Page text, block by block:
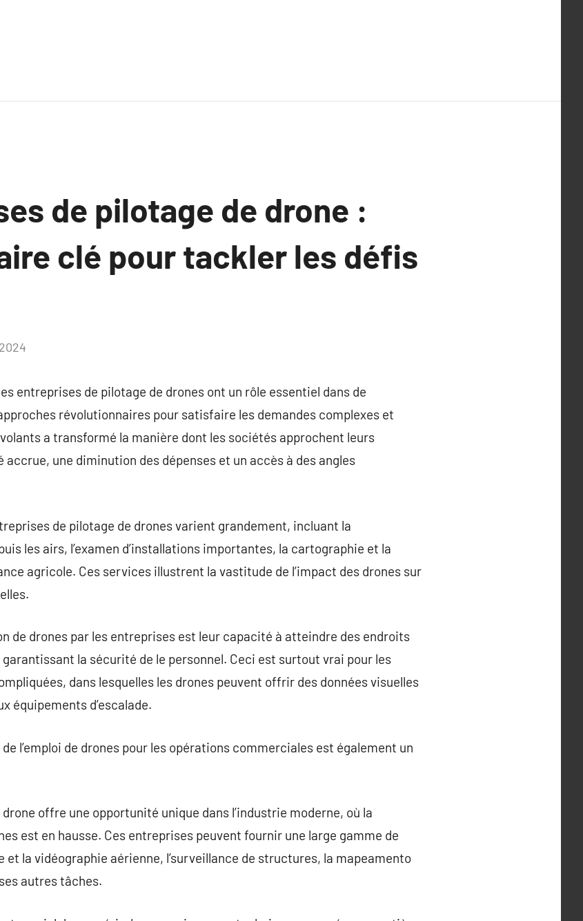
de pilotage de drone :
clé pour tackler les défis
entreprises de pilotage de drones ont un rôle essentiel dans de
révolutionnaires pour satisfaire les demandes complexes et
a transformé la manière dont les sociétés approchent leurs
une diminution des dépenses et un accès à des angles
de pilotage de drones varient grandement, incluant la
les airs, l’examen d’installations importantes, la cartographie et la
agricole. Ces services illustrent la vastitude de l’impact des drones sur
de drones par les entreprises est leur capacité à atteindre des endroits
la sécurité de le personnel. Ceci est surtout vrai pour les
dans lesquelles les drones peuvent offrir des données visuelles
équipements d’escalade.
l’emploi de drones pour les opérations commerciales est également un
offre une opportunité unique dans l’industrie moderne, où la
est en hausse. Ces entreprises peuvent fournir une large gamme de
la vidéographie aérienne, l’surveillance de structures, la mapeamento
autres tâches.